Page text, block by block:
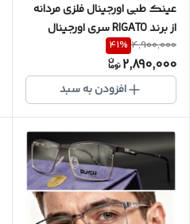
عینک طبی اورجینال فلزی مردانه
از برند RIGATO سری اورجینال
شرکتی ( رنگ ثابت ) ضمانتی با
دماغی یک تکه به همراه پکیج
کامل ( با امکان سفارش ساخت
عدسی با نمره چشم شما ) کد
4,900,000
41%
2,890,000
افزودن به سبد